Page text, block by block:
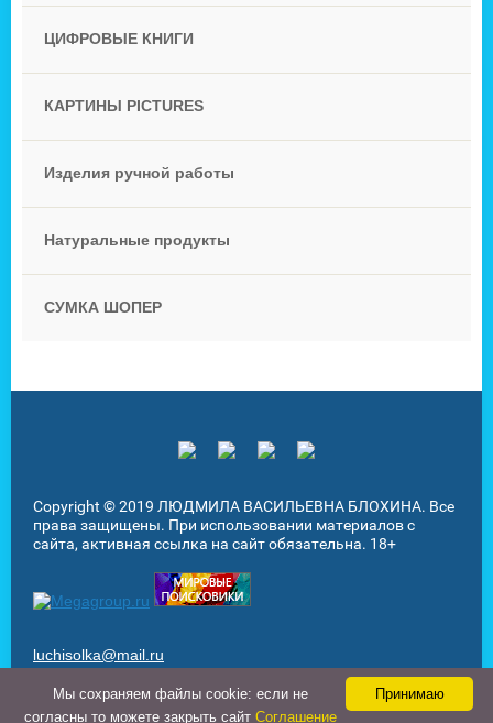
ЦИФРОВЫЕ КНИГИ
КАРТИНЫ PICTURES
Изделия ручной работы
Натуральные продукты
СУМКА ШОПЕР
Copyright © 2019 ЛЮДМИЛА ВАСИЛЬЕВНА БЛОХИНА. Все
права защищены. При использовании материалов с
сайта, активная ссылка на сайт обязательна. 18+
luchisolka@mail.ru
Megagroup.ru Принимаю
Мы cохраняем файлы cookie: если не
согласны то можете закрыть сайт Соглашение